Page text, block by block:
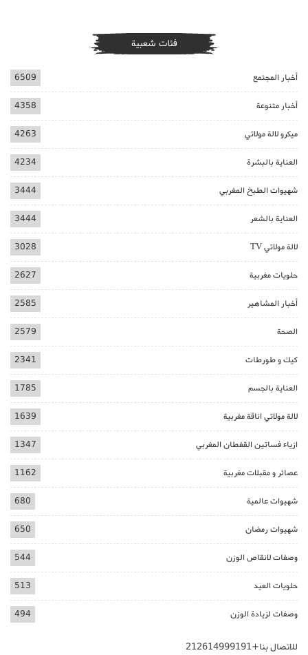
فئات شعبية
أخبار المجتمع 6509
أخبار متنوعة 4358
ميكرو لالة مولاتي 4263
العناية بالبشرة 4234
شهيوات الطبخ المغربي 3444
العناية بالشعر 3444
لالة مولاتي TV 3028
حلويات مغربية 2627
أخبار المشاهير 2585
الصحة 2579
كيك و طورطات 2341
العناية بالجسم 1785
لالة مولاتي اناقة مغربية 1639
ازياء فساتين القفطان المغربي 1347
عصائر و مقبلات مغربية 1162
شهيوات عالمية 680
شهيوات رمضان 650
وصفات لانقاص الوزن 544
حلويات العيد 513
وصفات لزيادة الوزن 494
للاتصال بنا+212614999191